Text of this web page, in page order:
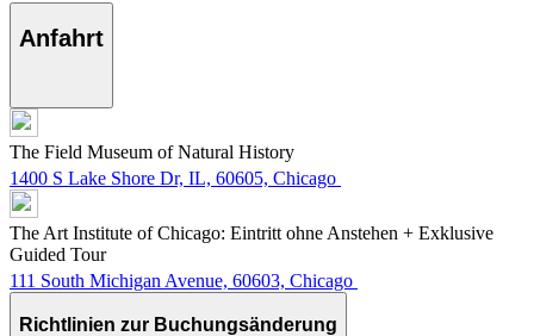
Anfahrt
The Field Museum of Natural History
1400 S Lake Shore Dr, IL, 60605, Chicago
The Art Institute of Chicago: Eintritt ohne Anstehen + Exklusive
Guided Tour
111 South Michigan Avenue, 60603, Chicago
Richtlinien zur Buchungsänderung